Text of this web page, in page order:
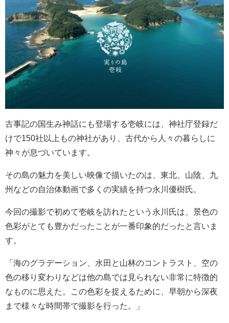
古事記の国生み神話にも登場する壱岐には、神社庁登録だ
けで150社以上もの神社があり、古代から人々の暮らしに
神々が息づいています。
その島の魅力を美しい映像で描いたのは、東北、山陰、九
州などの自治体動画で多くの実績を持つ永川優樹氏。
今回の撮影で初めて壱岐を訪れたという永川氏は、景色の
色彩がとても豊かだったことが一番印象的だったと言いま
す。
「海のグラデーション、水田と山林のコントラスト、空の
色の移り変わりなどは他の島では見られない非常に特徴的
なものに思えた。この色彩を捉えるために、早朝から深夜
まで様々な時間帯で撮影を行った。」